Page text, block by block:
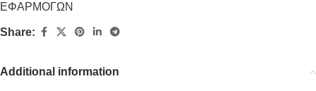
ΕΦΑΡΜΟΓΩΝ
Share:
Additional information